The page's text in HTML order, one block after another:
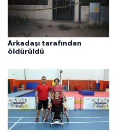
Arkadaşı tarafından
öldürüldü